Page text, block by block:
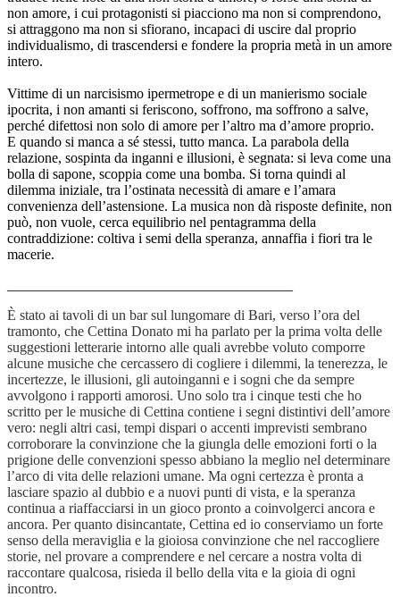
non amore, i cui protagonisti si piacciono ma non si comprendono,
si attraggono ma non si sfiorano, incapaci di uscire dal proprio
individualismo, di trascendersi e fondere la propria metà in un amore
intero.
Vittime di un narcisismo ipermetrope e di un manierismo sociale
ipocrita, i non amanti si feriscono, soffrono, ma soffrono a salve,
perché difettosi non solo di amore per l’altro ma d’amore proprio.
E quando si manca a sé stessi, tutto manca. La parabola della
relazione, sospinta da inganni e illusioni, è segnata: si leva come una
bolla di sapone, scoppia come una bomba. Si torna quindi al
dilemma iniziale, tra l’ostinata necessità di amare e l’amara
convenienza dell’astensione. La musica non dà risposte definite, non
può, non vuole, cerca equilibrio nel pentagramma della
contraddizione: coltiva i semi della speranza, annaffia i fiori tra le
macerie.
È stato ai tavoli di un bar sul lungomare di Bari, verso l’ora del
tramonto, che Cettina Donato mi ha parlato per la prima volta delle
suggestioni letterarie intorno alle quali avrebbe voluto comporre
alcune musiche che cercassero di cogliere i dilemmi, la tenerezza, le
incertezze, le illusioni, gli autoinganni e i sogni che da sempre
avvolgono i rapporti amorosi. Uno solo tra i cinque testi che ho
scritto per le musiche di Cettina contiene i segni distintivi dell’amore
vero: negli altri casi, tempi dispari o accenti imprevisti sembrano
corroborare la convinzione che la giungla delle emozioni forti o la
prigione delle convenzioni spesso abbiano la meglio nel determinare
l’arco di vita delle relazioni umane. Ma ogni certezza è pronta a
lasciare spazio al dubbio e a nuovi punti di vista, e la speranza
continua a riaffacciarsi in un gioco pronto a coinvolgerci ancora e
ancora. Per quanto disincantate, Cettina ed io conserviamo un forte
senso della meraviglia e la gioiosa convinzione che nel raccogliere
storie, nel provare a comprendere e nel cercare a nostra volta di
raccontare qualcosa, risieda il bello della vita e la gioia di ogni
incontro.